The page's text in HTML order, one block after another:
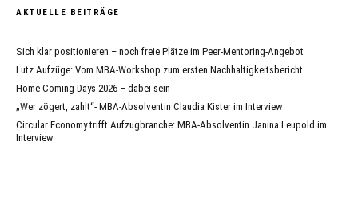
AKTUELLE BEITRÄGE
Sich klar positionieren – noch freie Plätze im Peer-Mentoring-Angebot
Lutz Aufzüge: Vom MBA-Workshop zum ersten Nachhaltigkeitsbericht
Home Coming Days 2026 – dabei sein
„Wer zögert, zahlt“- MBA-Absolventin Claudia Kister im Interview
Circular Economy trifft Aufzugbranche: MBA-Absolventin Janina Leupold im
Interview